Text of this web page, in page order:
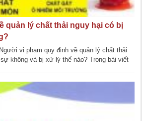
quản lý chất thải nguy hại có bị
vi phạm quy định về quản lý chất thải
không và bị xử lý thế nào? Trong bài viết